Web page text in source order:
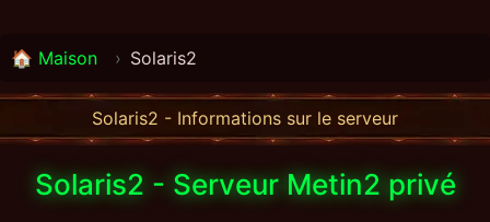
🏠 Maison › Solaris2
Solaris2 - Informations sur le serveur
Solaris2 - Serveur Metin2 privé